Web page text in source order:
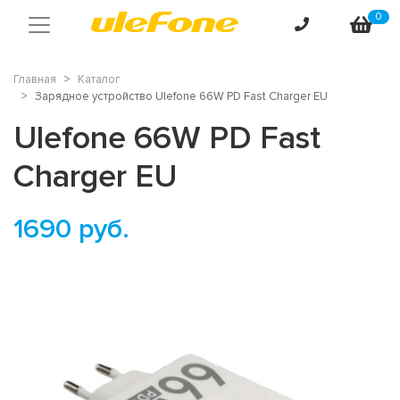
0
Главная
Каталог
Зарядное устройство Ulefone 66W PD Fast Charger EU
Ulefone 66W PD Fast
Charger EU
1690 руб.